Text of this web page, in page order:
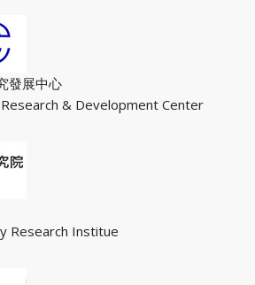
發展中心
& Development Center
Research Institue